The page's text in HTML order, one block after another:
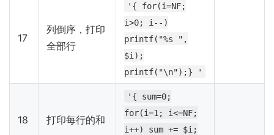
17
列倒序，打印
全部行
'{ for(i=NF;
i>0; i--)
printf("%s ",
$i);
printf("\n");} '
18 打印每行的和
'{ sum=0;
for(i=1; i<=NF;
i++) sum += $i;